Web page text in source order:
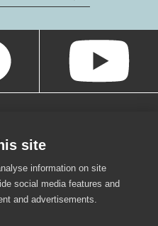
site
information on site
social media features and
and advertisements.